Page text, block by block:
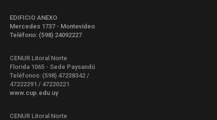
EDIFICIO ANEXO
Mercedes 1737 - Montevideo
Teléfono: (598) 24092227
CENUR Litoral Norte
Florida 1065 - Sede Paysandú
Teléfonos: (598) 47238342 /
47222291 / 47220221
www.cup.edu.uy
CENUR Litoral Norte